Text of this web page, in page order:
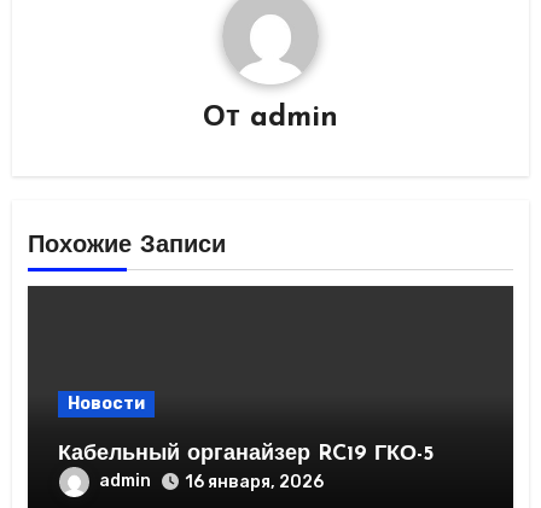
От admin
Похожие Записи
Новости
Кабельный органайзер RC19 ГКО-5
admin 16 января, 2026